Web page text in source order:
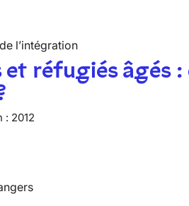
l’intégration
réfugiés âgés
: 2012